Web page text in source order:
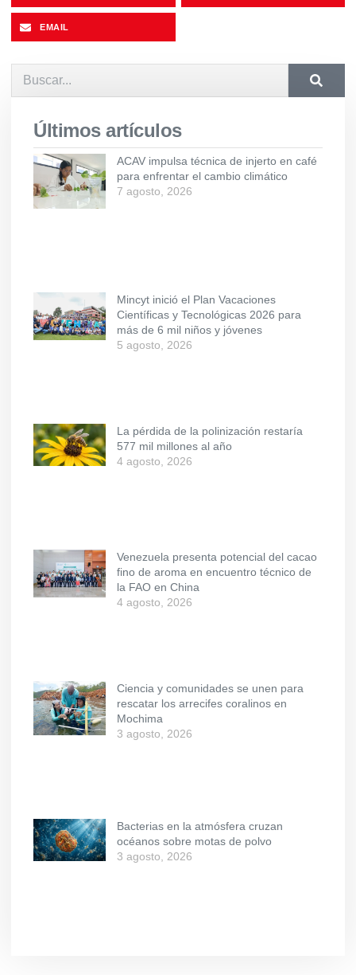
EMAIL
Últimos artículos
ACAV impulsa técnica de injerto en café
para enfrentar el cambio climático
7 agosto, 2026
Mincyt inició el Plan Vacaciones
Científicas y Tecnológicas 2026 para
más de 6 mil niños y jóvenes
5 agosto, 2026
La pérdida de la polinización restaría
577 mil millones al año
4 agosto, 2026
Venezuela presenta potencial del cacao
fino de aroma en encuentro técnico de
la FAO en China
4 agosto, 2026
Ciencia y comunidades se unen para
rescatar los arrecifes coralinos en
Mochima
3 agosto, 2026
Bacterias en la atmósfera cruzan
océanos sobre motas de polvo
3 agosto, 2026